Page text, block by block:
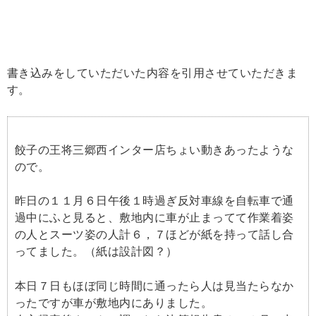
書き込みをしていただいた内容を引用させていただきま
す。
餃子の王将三郷西インター店ちょい動きあったような
ので。
昨日の１１月６日午後１時過ぎ反対車線を自転車で通
過中にふと見ると、敷地内に車が止まってて作業着姿
の人とスーツ姿の人計６，７ほどが紙を持って話し合
ってました。（紙は設計図？）
本日７日もほぼ同じ時間に通ったら人は見当たらなか
ったですが車が敷地内にありました。